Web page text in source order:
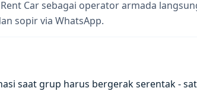
Car sebagai operator armada
sopir via WhatsApp.
saat grup harus bergerak serentak -